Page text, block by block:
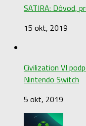
SATIRA: Dôvod,
15 okt, 2019
Civilization VI
Nintendo Switch
5 okt, 2019